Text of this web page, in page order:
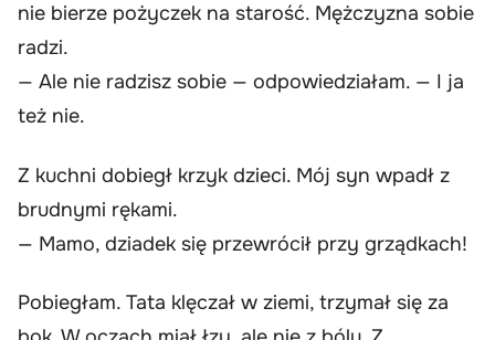
nie bierze pożyczek na starość. Mężczyzna sobie
radzi.
— Ale nie radzisz sobie — odpowiedziałam. — I ja
też nie.
Z kuchni dobiegł krzyk dzieci. Mój syn wpadł z
brudnymi rękami.
— Mamo, dziadek się przewrócił przy grządkach!
Pobiegłam. Tata klęczał w ziemi, trzymał się za